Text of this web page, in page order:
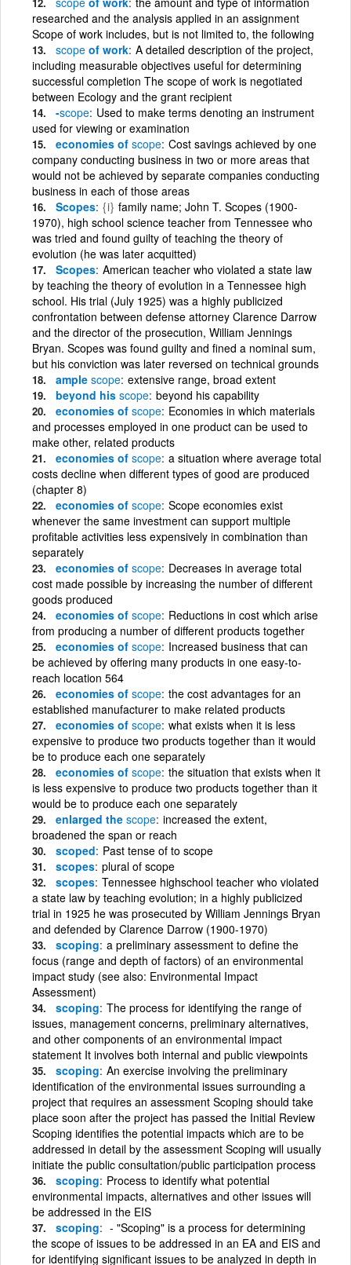
researched and the analysis applied in an assignment
Scope of work includes, but is not limited to, the following
scope of work A detailed description of the project,
including measurable objectives useful for determining
successful completion The scope of work is negotiated
between Ecology and the grant recipient
-scope Used to make terms denoting an instrument
used for viewing or examination
economies of scope Cost savings achieved by one
company conducting business in two or more areas that
would not be achieved by separate companies conducting
business in each of those areas
Scopes {i} family name; John T. Scopes (1900-
1970), high school science teacher from Tennessee who
was tried and found guilty of teaching the theory of
evolution (he was later acquitted)
Scopes American teacher who violated a state law
by teaching the theory of evolution in a Tennessee high
school. His trial (July 1925) was a highly publicized
confrontation between defense attorney Clarence Darrow
and the director of the prosecution, William Jennings
Bryan. Scopes was found guilty and fined a nominal sum,
but his conviction was later reversed on technical grounds
ample scope extensive range, broad extent
beyond his scope beyond his capability
economies of scope Economies in which materials
and processes employed in one product can be used to
make other, related products
economies of scope a situation where average total
costs decline when different types of good are produced
(chapter 8)
economies of scope Scope economies exist
whenever the same investment can support multiple
profitable activities less expensively in combination than
separately
economies of scope Decreases in average total
cost made possible by increasing the number of different
goods produced
economies of scope Reductions in cost which arise
from producing a number of different products together
economies of scope Increased business that can
be achieved by offering many products in one easy-to-
reach location 564
economies of scope the cost advantages for an
established manufacturer to make related products
economies of scope what exists when it is less
expensive to produce two products together than it would
be to produce each one separately
economies of scope the situation that exists when it
is less expensive to produce two products together than it
would be to produce each one separately
enlarged the scope increased the extent,
broadened the span or reach
scoped Past tense of to scope
scopes plural of scope
scopes Tennessee highschool teacher who violated
a state law by teaching evolution; in a highly publicized
trial in 1925 he was prosecuted by William Jennings Bryan
and defended by Clarence Darrow (1900-1970)
scoping a preliminary assessment to define the
focus (range and depth of factors) of an environmental
impact study (see also: Environmental Impact
Assessment)
scoping The process for identifying the range of
issues, management concerns, preliminary alternatives,
and other components of an environmental impact
statement It involves both internal and public viewpoints
scoping An exercise involving the preliminary
identification of the environmental issues surrounding a
project that requires an assessment Scoping should take
place soon after the project has passed the Initial Review
Scoping identifies the potential impacts which are to be
addressed in detail by the assessment Scoping will usually
initiate the public consultation/public participation process
scoping Process to identify what potential
environmental impacts, alternatives and other issues will
be addressed in the EIS
scoping
- "Scoping" is a process for determining
the scope of issues to be addressed in an EA and EIS and
for identifying significant issues to be analyzed in depth in